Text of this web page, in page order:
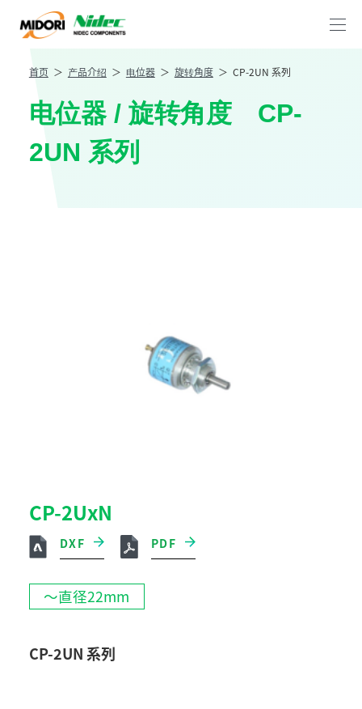
首页 产品介绍 电位器 旋转角度 CP-2UN 系列
电位器 / 旋转角度 CP-
2UN 系列
CP-2UxN
DXF PDF
～直径22mm
CP-2UN 系列